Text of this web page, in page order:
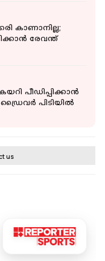
കാണാനില്ല;
രേവന്ത്
പീഡിപ്പിക്കാന്‍
പിടിയില്‍
us